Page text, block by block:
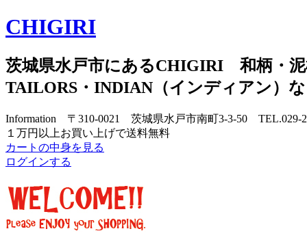
CHIGIRI
茨城県水戸市にあるCHIGIRI 和柄・泥
TAILORS・INDIAN（インディアン）
Information 〒310-0021 茨城県水戸市南町3-3-50 TEL.029-
１万円以上お買い上げで送料無料
カートの中身を見る
ログインする